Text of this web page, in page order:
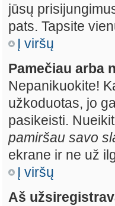
jūsų
pats. Tapsite
Į viršų
Pamečiau arba
Nepanikuokite!
užkoduotas, jo
pasikeisti.
pamiršau savo
ekrane ir ne už
Į viršų
Aš